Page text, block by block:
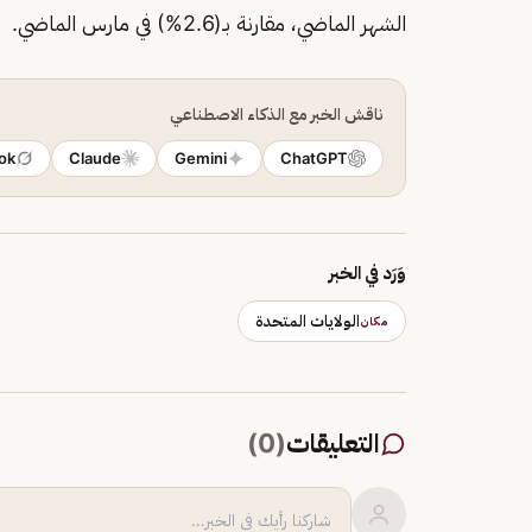
الشهر الماضي، مقارنة بـ(2.6%) في مارس الماضي.
ناقش الخبر مع الذكاء الاصطناعي
ChatGPT
Gemini
Claude
وَرَد في الخبر
مكانالولايات المتحدة
التعليقات(
0
)